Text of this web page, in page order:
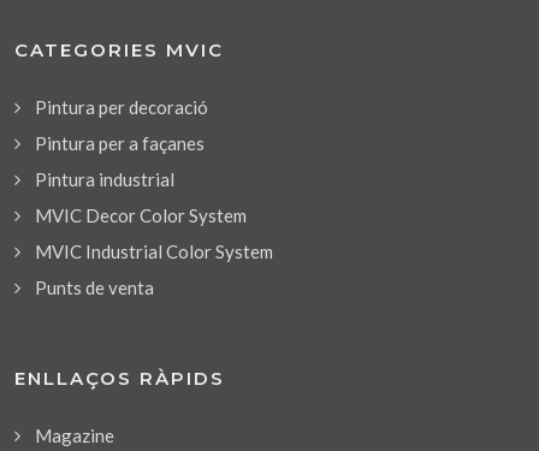
CATEGORIES MVIC
Pintura per decoració
Pintura per a façanes
Pintura industrial
MVIC Decor Color System
MVIC Industrial Color System
Punts de venta
ENLLAÇOS RÀPIDS
Magazine